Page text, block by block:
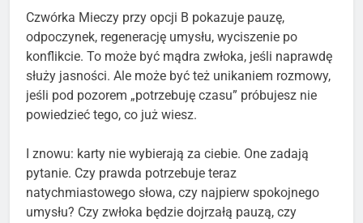
Czwórka Mieczy przy opcji B pokazuje pauzę,
odpoczynek, regenerację umysłu, wyciszenie po
konflikcie. To może być mądra zwłoka, jeśli naprawdę
służy jasności. Ale może być też unikaniem rozmowy,
jeśli pod pozorem „potrzebuję czasu” próbujesz nie
powiedzieć tego, co już wiesz.
I znowu: karty nie wybierają za ciebie. One zadają
pytanie. Czy prawda potrzebuje teraz
natychmiastowego słowa, czy najpierw spokojnego
umysłu? Czy zwłoka będzie dojrzałą pauzą, czy